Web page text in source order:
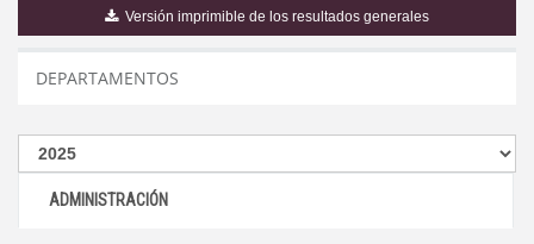
Versión imprimible de los resultados generales
DEPARTAMENTOS
ADMINISTRACIÓN